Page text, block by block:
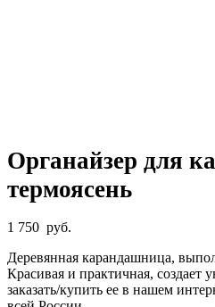
Органайзер для
термоясень
1 750 руб.
Деревянная карандашница,
Красивая и практичная,
заказать/купить ее в нашем